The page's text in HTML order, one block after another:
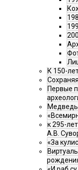
К 150-
Первые
к 295-
А.В.
«За